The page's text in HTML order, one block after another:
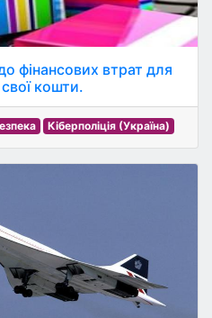
фінансових втрат для
кошти.
Кіберполіція (Україна)